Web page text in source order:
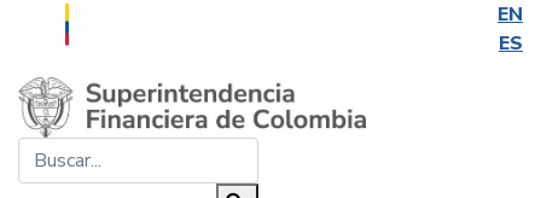
EN
ES
Saltar al contenido principal